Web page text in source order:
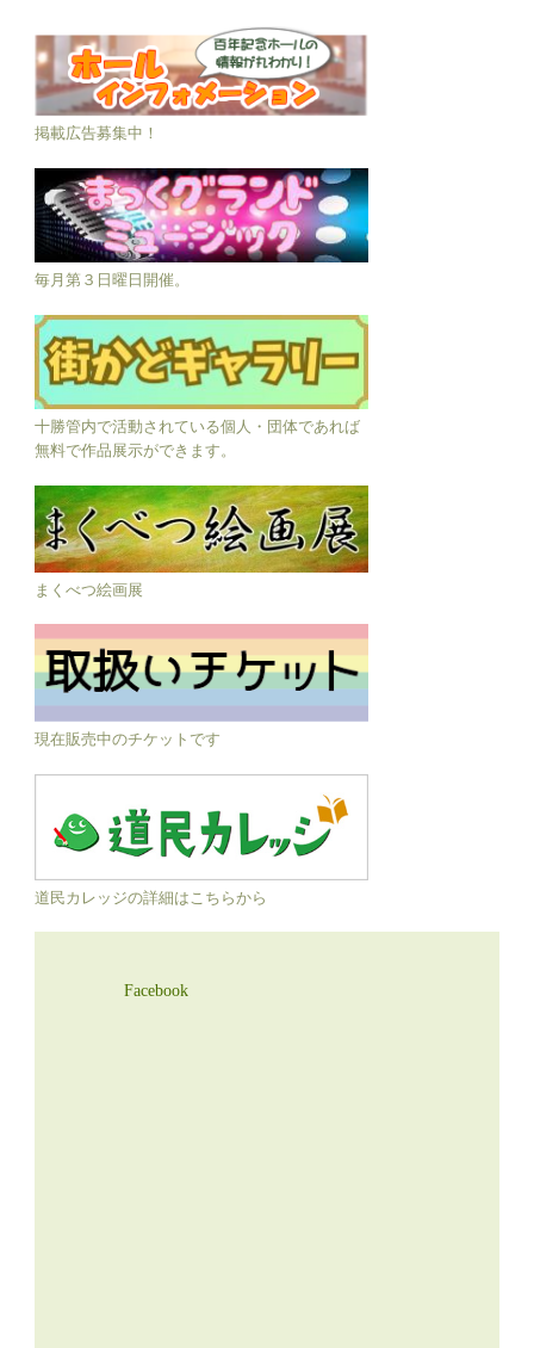
掲載広告募集中！
毎月第３日曜日開催。
十勝管内で活動されている個人・団体であれば
無料で作品展示ができます。
まくべつ絵画展
現在販売中のチケットです
道民カレッジの詳細はこちらから
Facebook